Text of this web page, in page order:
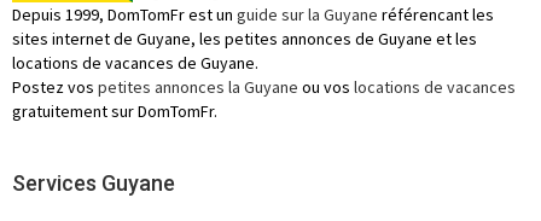
Depuis 1999, DomTomFr est un guide sur la Guyane référencant les
sites internet de Guyane, les petites annonces de Guyane et les
locations de vacances de Guyane.
Postez vos petites annonces la Guyane ou vos locations de vacances
gratuitement sur DomTomFr.
Services Guyane